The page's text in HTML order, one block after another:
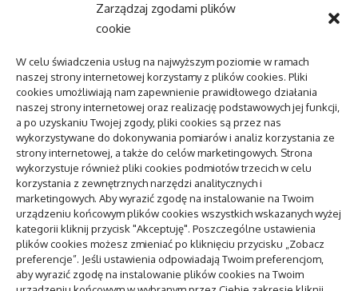
Zarządzaj zgodami plików
cookie
W celu świadczenia usług na najwyższym poziomie w ramach
naszej strony internetowej korzystamy z plików cookies. Pliki
cookies umożliwiają nam zapewnienie prawidłowego działania
naszej strony internetowej oraz realizację podstawowych jej funkcji,
a po uzyskaniu Twojej zgody, pliki cookies są przez nas
wykorzystywane do dokonywania pomiarów i analiz korzystania ze
strony internetowej, a także do celów marketingowych. Strona
wykorzystuje również pliki cookies podmiotów trzecich w celu
korzystania z zewnętrznych narzędzi analitycznych i
marketingowych. Aby wyrazić zgodę na instalowanie na Twoim
urządzeniu końcowym plików cookies wszystkich wskazanych wyżej
kategorii kliknij przycisk "Akceptuję". Poszczególne ustawienia
plików cookies możesz zmieniać po kliknięciu przycisku „Zobacz
preferencje”. Jeśli ustawienia odpowiadają Twoim preferencjom,
aby wyrazić zgodę na instalowanie plików cookies na Twoim
relations:
zastosowania
ograniczenia
Centrum
zdrowia
psychicznego:
jak znaleźć i
kiedy
pozycjonowanie lokalne
podłogi
Masaże
twarzy –
się obecnie
popularnością
To się teraz czyta
AI w media relations: zastosowania i